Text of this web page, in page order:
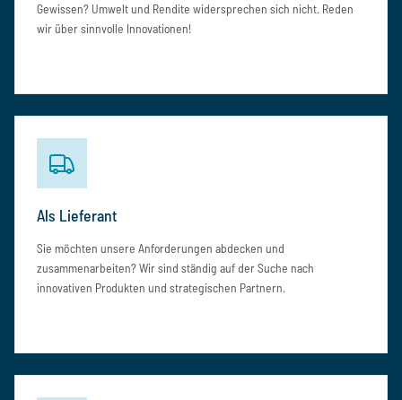
Gewissen? Umwelt und Rendite widersprechen sich nicht. Reden
wir über sinnvolle Innovationen!
Als Lieferant
Sie möchten unsere Anforderungen abdecken und
zusammenarbeiten? Wir sind ständig auf der Suche nach
innovativen Produkten und strategischen Partnern.